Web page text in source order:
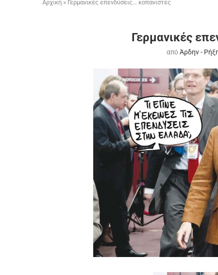
Αρχική » Γερμανικές επενδύσεις… κοπανιστές
Γερμανικές
απόΆρδην -